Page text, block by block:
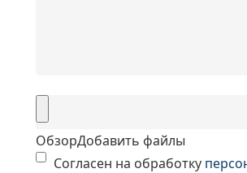
ОбзорДобавить файлы
Согласен на обработку